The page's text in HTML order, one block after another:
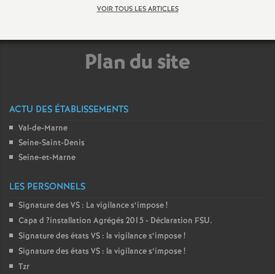
m
d
e
VOIR TOUS LES ARTICLES
Plan du site
ACTU DES ÉTABLISSEMENTS
Val-de-Marne
Seine-Saint-Denis
Seine-et-Marne
LES PERSONNELS
Signature des VS : La vigilance s’impose!
Capa d ?installation Agrégés 2015 - Déclaration FSU.
Signature des états VS : la vigilance s’impose!
Signature des états VS : la vigilance s’impose!
Tzr